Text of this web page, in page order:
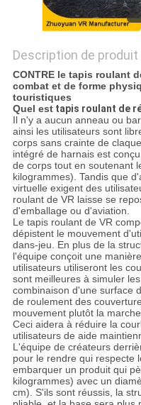
Description de produit
CONTRE le tapis roulant
combat et de forme
touristiques
Quel esttapis roulant de
Il n'y a aucun anneau ou
ainsi les utilisateurs sont
corps sans crainte de
intégré de harnais est
de corps tout en soutenant
kilogrammes). Tandis que
virtuelle exigent des
roulant de VR laisse se
d'emballage ou d'aviation.
Le tapis roulant de VR
dépistent le mouvement
dans-jeu. En plus de la
l'équipe conçoit une
utilisateurs utiliseront les
sont meilleures à simuler
combinaison d'une surface
de roulement des
mouvement plutôt la
Ceci aidera à réduire la
utilisateurs de aide
L'équipe de créateurs
pour le rendre qui respecte
embarquer un produit qui
kilogrammes) avec un
cm). S'ils sont réussis, la